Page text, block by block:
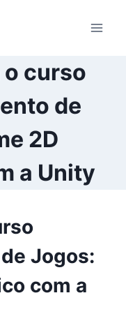
curso
de
2D
a Unity
Jogos:
com a